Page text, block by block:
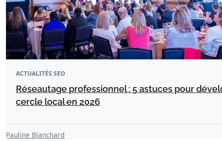
ACTUALITÉS SEO
Réseautage professionnel : 5 astuces pour
cercle local en 2026
Pauline Blanchard